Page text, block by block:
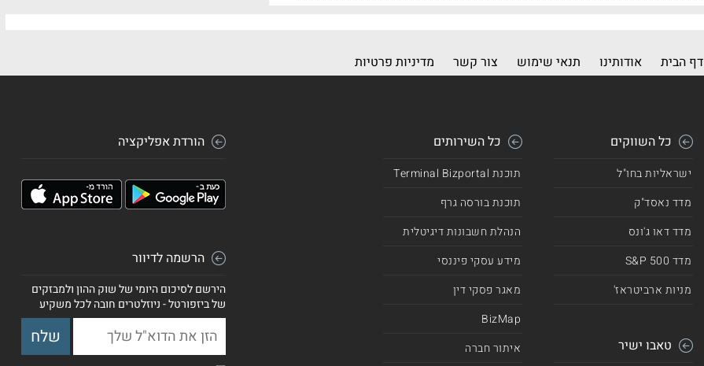
דף הבית אודותינו תנאי שימוש צור קשר מדיניות פרטיות
כל השווקים
ישראליות בחו"ל
מדד נאסד"ק
מדד דאו ג'ונס
מדד 500 S&P
מניות ארביטראז'
טאבו ישיר
כל השירותים
תוכנת Terminal Bizportal
תוכנת בורסה גרף
הנהלת חשבונות דיגיטלית
מידע עסקי פיננסי
מאגר פסקי דין
BizMap
איתור חברה
הורדת אפליקציה
הרשמה לדיוור
הירשם לסיכום היומי של שוק ההון ולמבזקים
של ביזפורטל - ניוזלטרים חובה לכל משקיע